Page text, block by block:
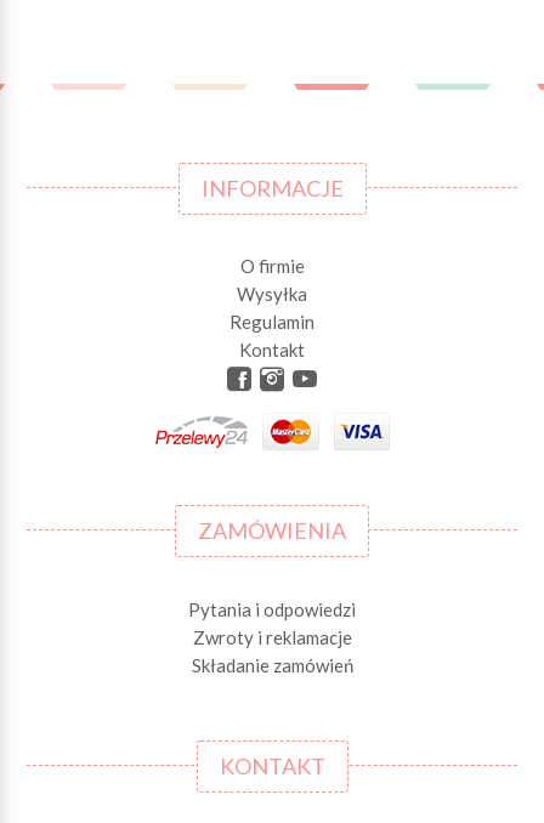
INFORMACJE
O firmie
Wysyłka
Regulamin
Kontakt
ZAMÓWIENIA
Pytania i odpowiedzi
Zwroty i reklamacje
Składanie zamówień
KONTAKT